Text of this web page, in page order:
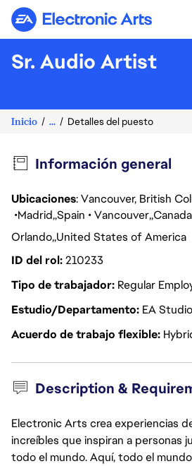
Electronic Arts
Sr. Audio Artist
Inicio ... Detalles del puesto
Información general
Ubicaciones: Vancouver, British
Madrid Spain Vancouver Canada
Orlando United States of America
ID del rol210233
Tipo de trabajador Regular
Estudio/Departamento EA
Acuerdo de trabajo flexible
Description &
Electronic Arts crea experiencias
increíbles que inspiran a personas
todo el mundo. Aquí, todo el